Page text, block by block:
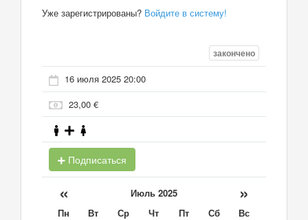
Уже зарегистрированы? Войдите в систему!
закончено
16 июля 2025 20:00
23,00 €
Подписаться
« Июль 2025 »
Пн Вт Ср Чт Пт Сб
Вс